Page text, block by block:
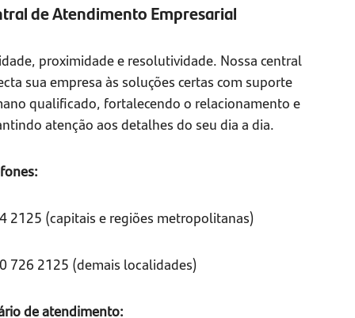
de Atendimento Empresarial
proximidade e resolutividade. Nossa central
sua empresa às soluções certas com suporte
qualificado, fortalecendo o relacionamento e
atenção aos detalhes do seu dia a dia.
2125 (capitais e regiões metropolitanas)
726 2125 (demais localidades)
de atendimento: